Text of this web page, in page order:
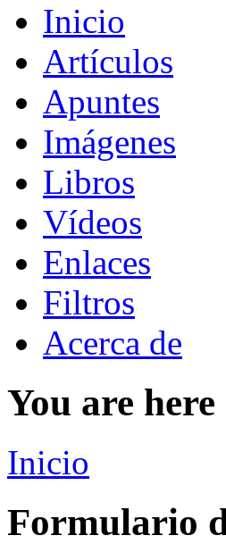
Inicio
Artículos
Apuntes
Imágenes
Libros
Vídeos
Enlaces
Filtros
Acerca de
You are here
Inicio
Formulario